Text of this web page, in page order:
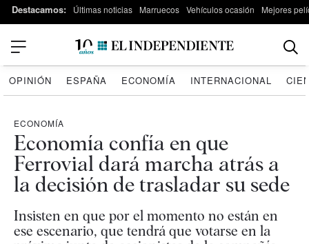
Destacamos: Últimas noticias Marruecos Vehículos ocasión Mejores
OPINIÓN ESPAÑA ECONOMÍA INTERNACIONAL
ECONOMÍA
Economía confía en que
Ferrovial dará marcha atrás a
la decisión de trasladar su sede
Insisten en que por el momento no están en
ese escenario, que tendrá que votarse en la